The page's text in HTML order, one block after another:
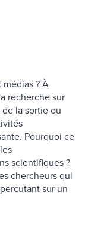
? À
recherche sur
la sortie ou
Pourquoi ce
scientifiques ?
chercheurs qui
sur un